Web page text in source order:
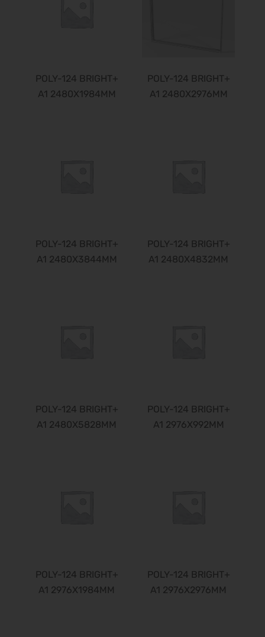
POLY-124 BRIGHT+
A1 2480X1984MM
POLY-124 BRIGHT+
A1 2480X2976MM
POLY-124 BRIGHT+
A1 2480X3844MM
POLY-124 BRIGHT+
A1 2480X4832MM
POLY-124 BRIGHT+
A1 2480X5828MM
POLY-124 BRIGHT+
A1 2976X992MM
POLY-124 BRIGHT+
A1 2976X1984MM
POLY-124 BRIGHT+
A1 2976X2976MM